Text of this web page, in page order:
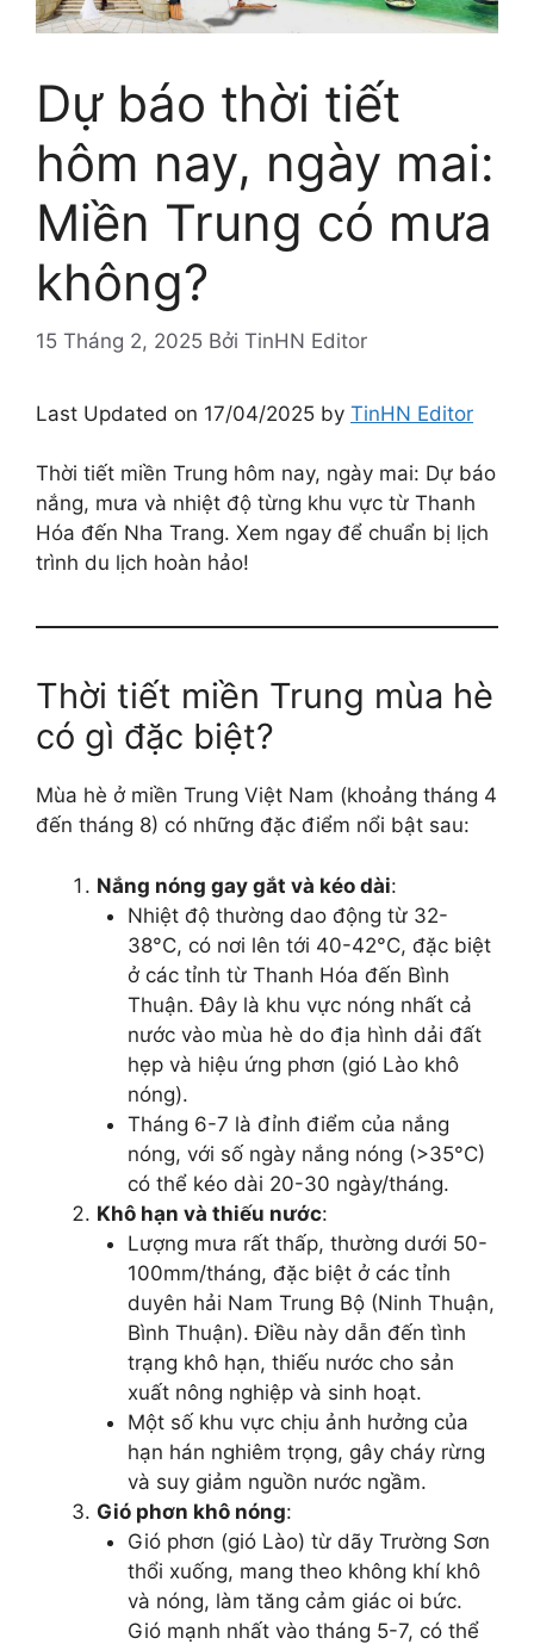
Dự báo thời tiết
hôm nay, ngày mai:
Miền Trung có mưa
không?
15 Tháng 2, 2025 Bởi TinHN Editor
Last Updated on 17/04/2025 by TinHN Editor
Thời tiết miền Trung hôm nay, ngày mai: Dự báo
nắng, mưa và nhiệt độ từng khu vực từ Thanh
Hóa đến Nha Trang. Xem ngay để chuẩn bị lịch
trình du lịch hoàn hảo!
Thời tiết miền Trung mùa hè
có gì đặc biệt?
Mùa hè ở miền Trung Việt Nam (khoảng tháng 4
đến tháng 8) có những đặc điểm nổi bật sau:
Nắng nóng gay gắt và kéo dài:
Nhiệt độ thường dao động từ 32-
38°C, có nơi lên tới 40-42°C, đặc biệt
ở các tỉnh từ Thanh Hóa đến Bình
Thuận. Đây là khu vực nóng nhất cả
nước vào mùa hè do địa hình dải đất
hẹp và hiệu ứng phơn (gió Lào khô
nóng).
Tháng 6-7 là đỉnh điểm của nắng
nóng, với số ngày nắng nóng (>35°C)
có thể kéo dài 20-30 ngày/tháng.
Khô hạn và thiếu nước:
Lượng mưa rất thấp, thường dưới 50-
100mm/tháng, đặc biệt ở các tỉnh
duyên hải Nam Trung Bộ (Ninh Thuận,
Bình Thuận). Điều này dẫn đến tình
trạng khô hạn, thiếu nước cho sản
xuất nông nghiệp và sinh hoạt.
Một số khu vực chịu ảnh hưởng của
hạn hán nghiêm trọng, gây cháy rừng
và suy giảm nguồn nước ngầm.
Gió phơn khô nóng:
Gió phơn (gió Lào) từ dãy Trường Sơn
thổi xuống, mang theo không khí khô
và nóng, làm tăng cảm giác oi bức.
Gió mạnh nhất vào tháng 5-7, có thể